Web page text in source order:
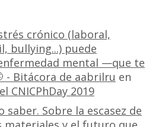
crónico (laboral,
bullying...) puede
mental —que te
- Bitácora de aabrilru en
CNICPhDay 2019
saber. Sobre la escasez de